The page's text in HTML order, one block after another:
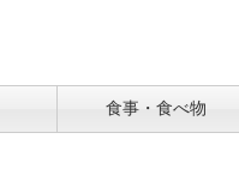
食事・食べ物